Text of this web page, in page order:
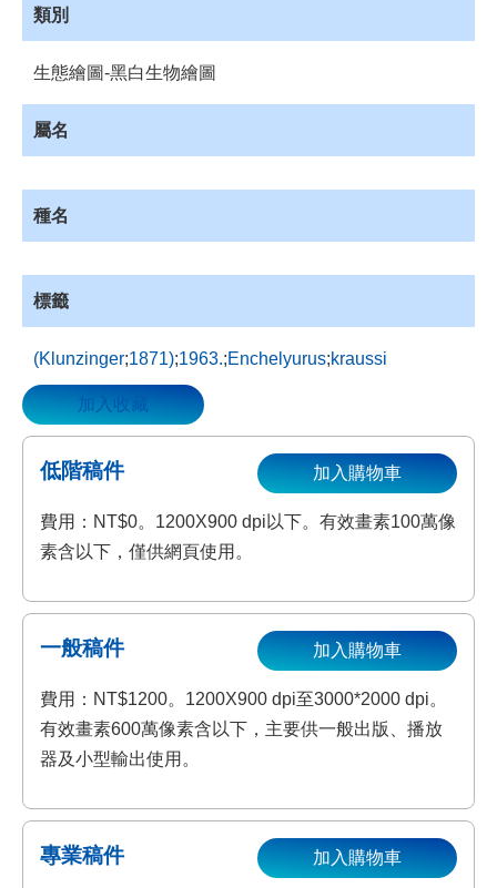
載
資
資
登
類別
生態繪圖-黑白生物繪圖
屬名
種名
標籤
(Klunzinger;1871);1963.;Enchelyurus;kraussi
加入收藏
低階稿件
費用：NT$0。1200X900 dpi以下。有效畫素100萬像
素含以下，僅供網頁使用。
加入購物車
一般稿件
費用：NT$1200。1200X900 dpi至3000*2000 dpi。
有效畫素600萬像素含以下，主要供一般出版、播放
器及小型輸出使用。
加入購物車
專業稿件 加入購物車